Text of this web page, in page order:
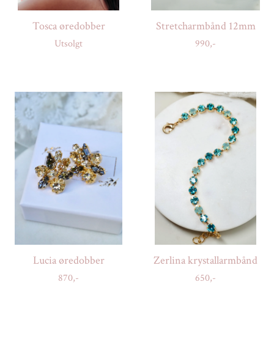
Tosca øredobber
Utsolgt
Stretcharmbånd 12mm
990,-
Lucia øredobber
870,-
Zerlina krystallarmbånd
650,-